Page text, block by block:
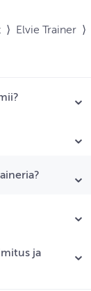
⟩ Elvie Trainer ⟩
ja